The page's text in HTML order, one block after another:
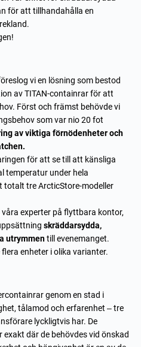
för att tillhandahålla en
vi en lösning som bestod
av TITAN-containrar för att
Först och främst behövde vi
som var nio 20 fot
av viktiga förnödenheter och
för att se till att känsliga
temperatur under hela
totalt tre ArcticStore-modeller
experter på flyttbara kontor,
skräddarsydda,
utrymmentill evenemanget.
enheter i olika varianter.
genom en stad i
tålamod och erfarenhet – tre
lyckligtvis har. De
där de behövdes vid önskad